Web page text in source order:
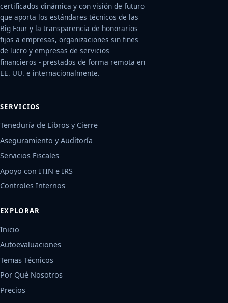
certificados dinámica y con visión de futuro
que aporta los estándares técnicos de las
Big Four y la transparencia de honorarios
fijos a empresas, organizaciones sin fines
de lucro y empresas de servicios
financieros - prestados de forma remota en
EE. UU. e internacionalmente.
SERVICIOS
Teneduría de Libros y Cierre
Aseguramiento y Auditoría
Servicios Fiscales
Apoyo con ITIN e IRS
Controles Internos
EXPLORAR
Inicio
Autoevaluaciones
Temas Técnicos
Por Qué Nosotros
Precios